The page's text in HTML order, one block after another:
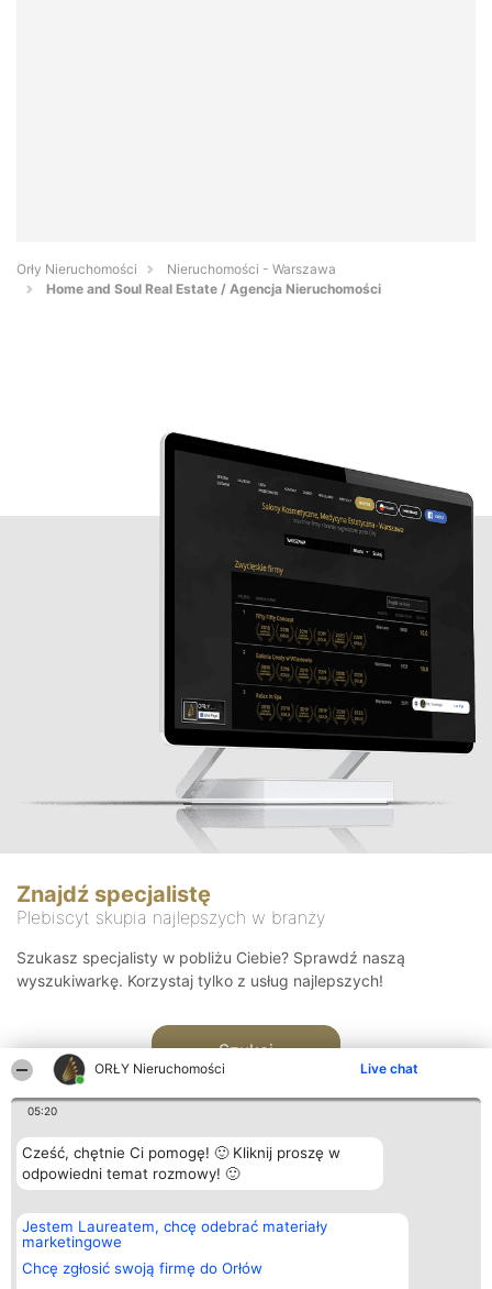
ORŁY Nieruchomości Live chat
05:20
Cześć, chętnie Ci pomogę! 🙂 Kliknij proszę w
odpowiedni temat rozmowy! 🙂
Jestem Laureatem, chcę odebrać materiały
marketingowe
Chcę zgłosić swoją firmę do Orłów
Orły Nieruchomości
Nieruchomości - Warszawa
Home and Soul Real Estate / Agencja Nieruchomości
Znajdź specjalistę
Plebiscyt skupia najlepszych w branży
Szukasz specjalisty w pobliżu Ciebie? Sprawdź naszą
wyszukiwarkę. Korzystaj tylko z usług najlepszych!
Szukaj
Organizator plebiscytu
Bright Side Solutions sp. z o.
o. sp. k.
ul. Ruska 22
Wrocław 50-079
Plebiscyt
Laureaci
wszystkich
Laureatów
Kontakt
Kontakt